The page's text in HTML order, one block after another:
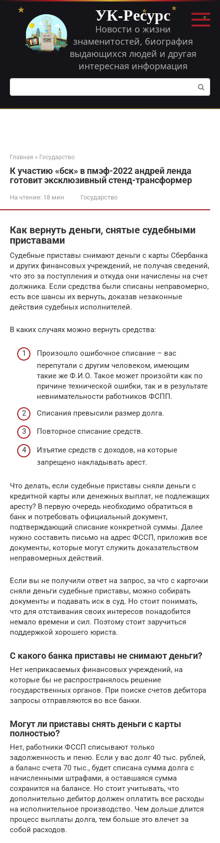
Перейти
контенту
УК-Ресурс
Новости о жизни
знаменитостей, биография
выдающихся людей и другая
интересная информация
Поиск:
Главная » Государство
К участию «бск» в пмэф-2022 андрей ленда
готовит эксклюзивный стенд-трансформер
На чтение: 18 мин Государство
Как вернуть деньги, снятые судебными
приставами
Судебные приставы снимают деньги с карты Сбербанка
и других финансовых учреждений, не получая сведений,
что это за поступления и откуда они начислены на счет
должника. Если средства были списаны неправомерно,
есть все шансы их вернуть, доказав незаконные
действия судебных исполнителей.
В каких случаях можно вернуть средства:
Произошло ошибочное списание – вас
перепутали с другим человеком, имеющим
такие же Ф.И.О. Такое может произойти как по
причине технической ошибки, так и в результате
невнимательности работников ФСПП.
Списания превысили размер долга.
Повторное списание средств.
Изъятие средств с доходов, на которые
запрещено накладывать арест.
Что делать, если судебные приставы сняли деньги с
кредитной карты или денежных выплат, не подлежащих
аресту? В первую очередь необходимо обратиться в
банк и потребовать официальный документ,
подтверждающий списание конкретной суммы. Далее
нужно составить письмо на адрес ФССП, приложив все
документы, которые могут служить доказательством
неправомерных действий.
Если вы не получили ответ на запрос, за что с карточки
сняли деньги судебные приставы, можно собирать
документы и подавать иск в суд. Но стоит понимать,
что для отстаивания своих интересов понадобится
немало времени и сил. Поэтому стоит заручиться
поддержкой хорошего юриста.
С какого банка приставы не снимают деньги?
Нет неприкасаемых финансовых учреждений, на
которые бы не распространялось решение
государственных органов. При поиске счетов дебитора
запросы отправляются во все банки.
Могут ли приставы снять деньги с карты
полностью?
Нет, работники ФССП списывают только
задолженность и пеню. Если у вас долг 40 тыс. рублей,
а баланс счета 70 тыс., будет списана сумма долга с
начисленными штрафами, а оставшаяся сумма
сохранится на балансе. Но стоит учитывать, что
дополнительно дебитор должен оплатить все расходы
на исполнительное производство. Чем дольше длится
процесс выплаты долга, тем больше это влечет за
собой расходов.